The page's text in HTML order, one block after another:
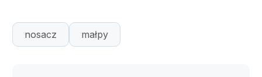
nosacz małpy